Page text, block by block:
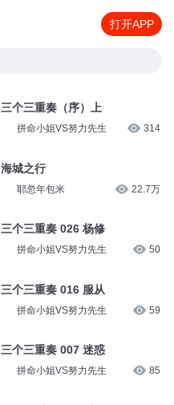
打开APP
三个三重奏（序）上
拼命小姐VS努力先生 314
海城之行
耶忽年包米 22.7万
三个三重奏 026 杨修
拼命小姐VS努力先生 50
三个三重奏 016 服从
拼命小姐VS努力先生 59
三个三重奏 007 迷惑
拼命小姐VS努力先生 85